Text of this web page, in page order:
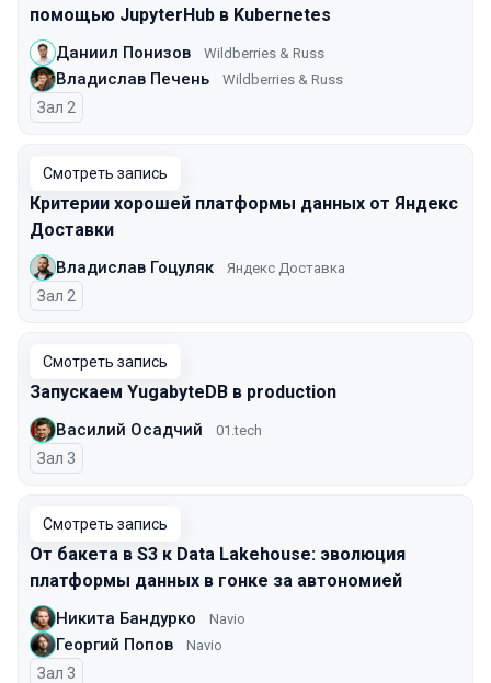
помощью JupyterHub в Kubernetes
Даниил Понизов Wildberries & Russ
Владислав Печень Wildberries & Russ
Зал 2
Смотреть запись
Критерии хорошей платформы данных от Яндекс
Доставки
Владислав Гоцуляк Яндекс Доставка
Зал 2
Смотреть запись
Запускаем YugabyteDB в production
Василий Осадчий 01.tech
Зал 3
Смотреть запись
От бакета в S3 к Data Lakehouse: эволюция
платформы данных в гонке за автономией
Никита Бандурко Navio
Георгий Попов Navio
Зал 3